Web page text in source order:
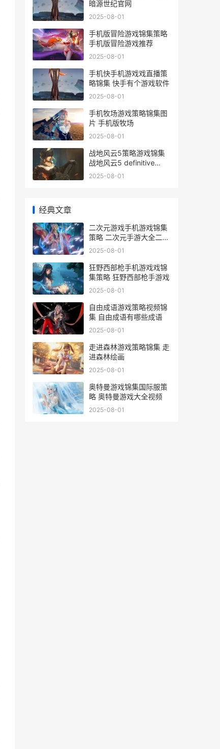
暗源世纪官网
2025-08-01
手机版冒险游戏锦集策略
手机版冒险游戏推荐
2025-08-01
手机快手机游戏戏直播策
略锦集 快手有个游戏软件
2025-08-01
手机牧场游戏策略锦集图
片 手机版牧场
2025-08-01
战地风云5策略游戏锦集
战地风云5 definitive
edition
2025-08-01
经典文章
二次元游戏手机游戏锦集
策略 二次元手游大全二次
元游戏排行榜
2025-08-01
狂野西部枪手机游戏戏锦
集策略 狂野西部枪手游戏
2025-08-01
自由成语游戏策略视频锦
集 自由成语有哪些成语
2025-08-01
走进森林游戏策略锦集 走
进森林绘画
2025-08-01
奥特曼游戏锦集国际服策
略 奥特曼游戏大全视频
2025-08-01